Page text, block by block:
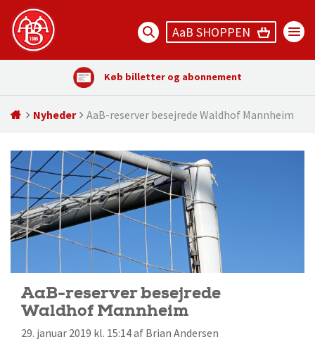
AaB SHOPPEN
Køb billetter og abonnement
Nyheder AaB-reserver besejrede Waldhof Mannheim
AaB-reserver besejrede
Waldhof Mannheim
29. januar 2019 kl. 15:14 af Brian Andersen